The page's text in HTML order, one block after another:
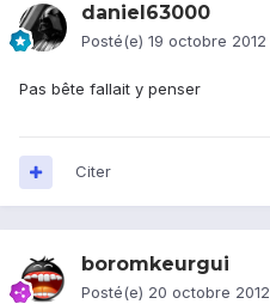
daniel63000
Posté(e) 19 octobre 2012
Pas bête fallait y penser
Citer
boromkeurgui
Posté(e) 20 octobre 2012